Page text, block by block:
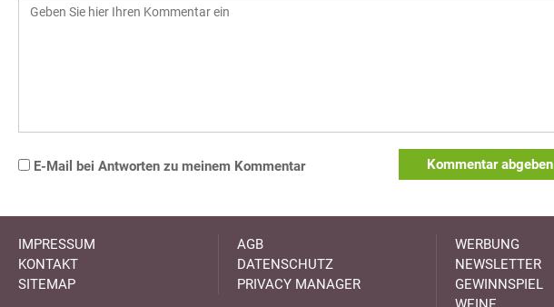
E-Mail bei Antworten zu meinem Kommentar Kommentar abgeben
IMPRESSUM
KONTAKT
SITEMAP
AGB
DATENSCHUTZ
PRIVACY MANAGER
WERBUNG
NEWSLETTER
GEWINNSPIEL